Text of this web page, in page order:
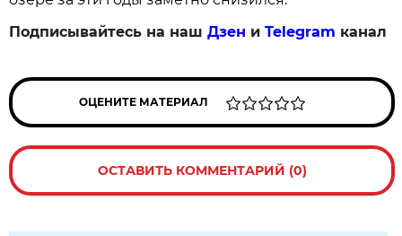
Подписывайтесь на нашДзен иTelegram канал
ОЦЕНИТЕ МАТЕРИАЛ
ОСТАВИТЬ КОММЕНТАРИЙ (0)